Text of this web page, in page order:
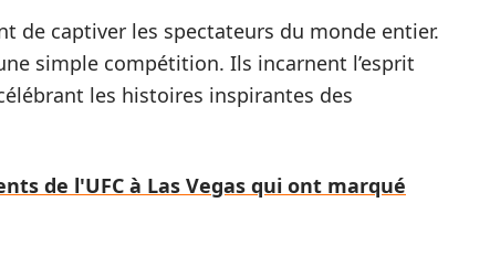
de captiver les spectateurs du monde entier.
simple compétition. Ils incarnent l’esprit
les histoires inspirantes des
de l'UFC à Las Vegas qui ont marqué